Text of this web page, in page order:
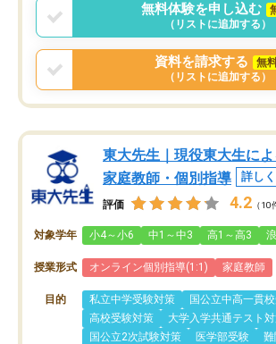
無料体験を申し込む
（リストに追加する）
資料を請求する
無
（リストに追加する）
東大先生｜現役東大生に
家庭教師・個別指導
詳し
評価 4.2 （10
対象学年 小4～小6 中1～中3 高1～高3
授業形式 オンライン個別指導(1:1) 家庭教師
目的 私立中学受験対策
国公立中高一貫
高校受験対策
大学入学共通テスト
国公立2次試験対策
医学部受験